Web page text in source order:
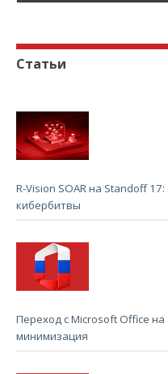
Статьи
R-Vision SOAR на Standoff
кибербитвы
Переход с Microsoft Office
минимизация